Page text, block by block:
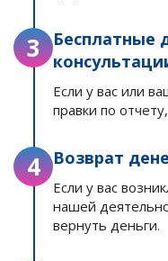
3
Бесплатные
Если у вас или
правки по
4 Возврат
Если у вас
нашей
вернуть деньги.